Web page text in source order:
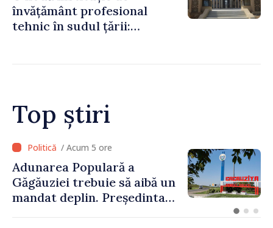
învățământ profesional
tehnic în sudul țării:
Top știri
/ Acum 5 ore
Adunarea Populară a
Găgăuziei trebuie să aibă un
mandat deplin. Președinta